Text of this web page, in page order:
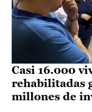
Casi 16.000
rehabilitadas
millones de